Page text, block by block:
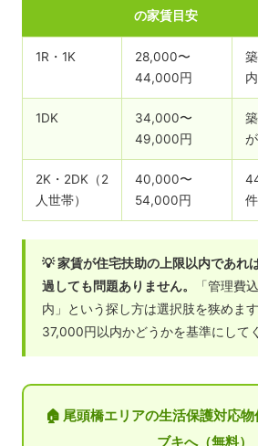
の家賃目安
1R・1K
28,000〜
44,000円
1DK
34,000〜
49,000円
2K・2DK（2
人世帯）
40,000〜
54,000円
💡 家賃が住宅扶助の上限以内であれ
過しても問題ありません。
「管理費
内」という探し方は選択肢を狭めま
37,000円以内かどうかを基準にして
🏠 尾頭橋エリアの生活保護対応
ブキへ（無料）